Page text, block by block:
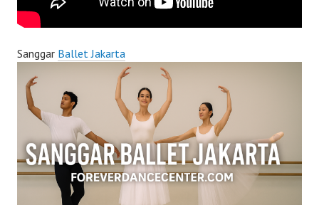
Sanggar Ballet Jakarta